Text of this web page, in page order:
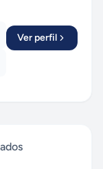
Ver perfil